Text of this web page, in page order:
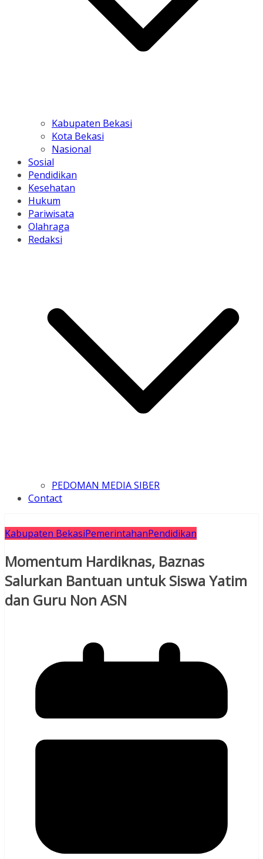
Kabupaten Bekasi
Kota Bekasi
Nasional
Sosial
Pendidikan
Kesehatan
Hukum
Pariwisata
Olahraga
Redaksi
PEDOMAN MEDIA SIBER
Contact
Kabupaten BekasiPemerintahanPendidikan
Momentum Hardiknas, Baznas
Salurkan Bantuan untuk Siswa Yatim
dan Guru Non ASN